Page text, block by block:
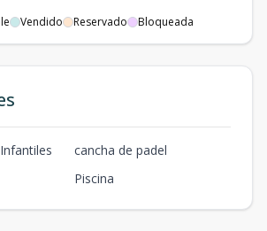
Vendido Reservado Bloqueada
cancha de padel
Piscina